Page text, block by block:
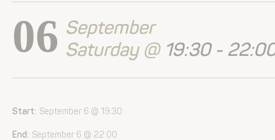
06 September
Saturday @ 19:30 -
Start: September 6 @ 19:30
End: September 6 @ 22:00